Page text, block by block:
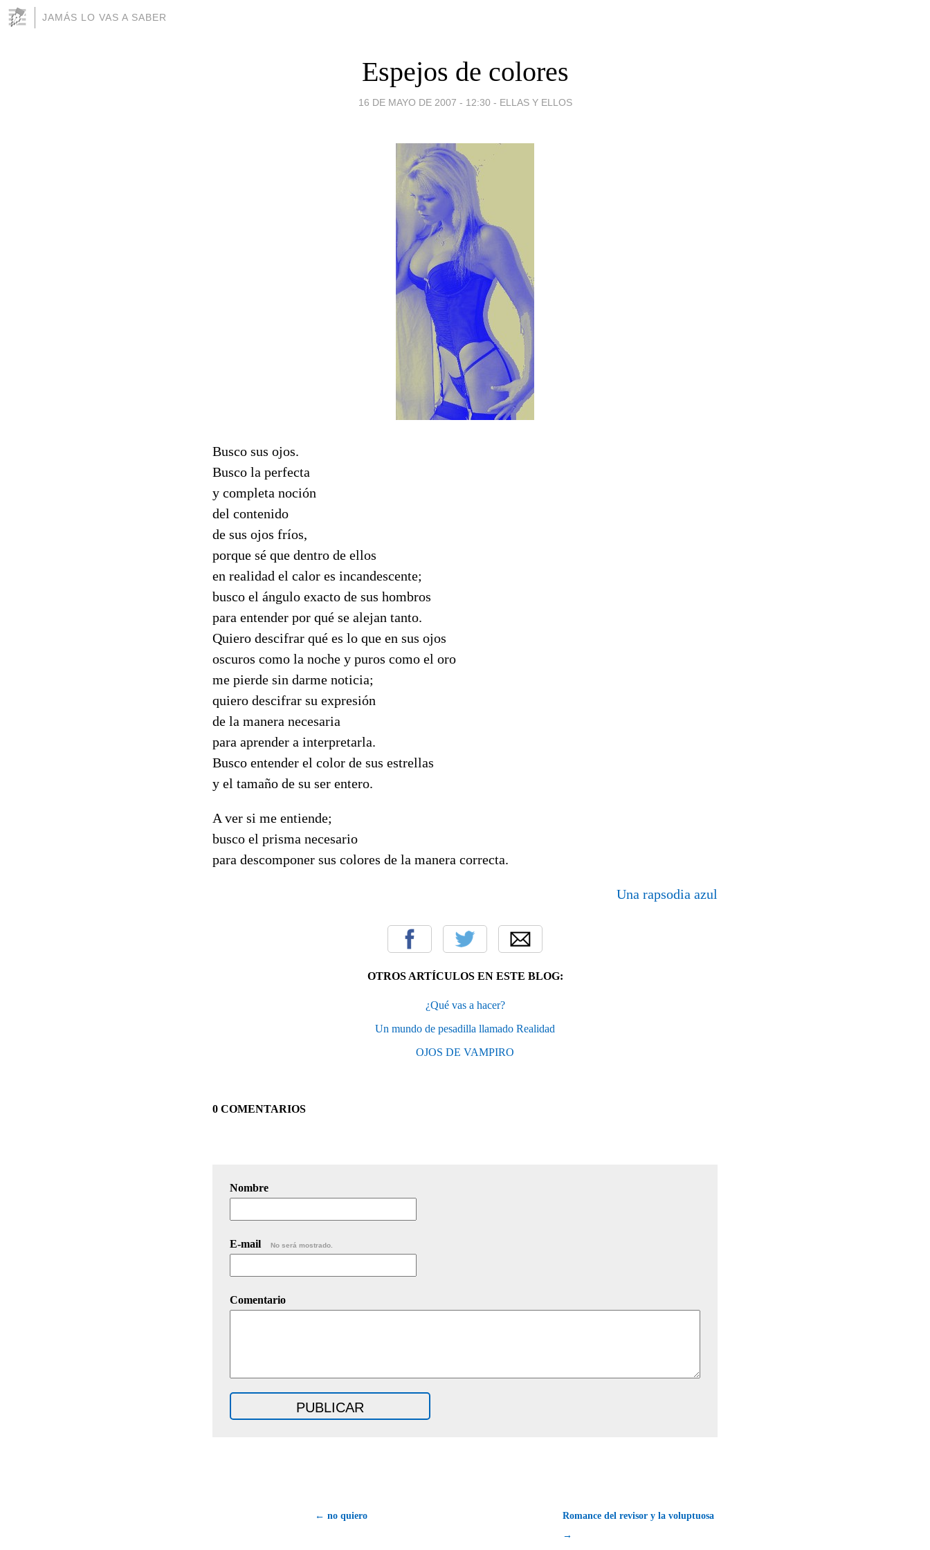
JAMÁS LO VAS A SABER
Espejos de colores
16 DE MAYO DE 2007 - 12:30 - ELLAS Y ELLOS
Busco sus ojos.
Busco la perfecta
y completa noción
del contenido
de sus ojos fríos,
porque sé que dentro de ellos
en realidad el calor es incandescente;
busco el ángulo exacto de sus hombros
para entender por qué se alejan tanto.
Quiero descifrar qué es lo que en sus ojos
oscuros como la noche y puros como el oro
me pierde sin darme noticia;
quiero descifrar su expresión
de la manera necesaria
para aprender a interpretarla.
Busco entender el color de sus estrellas
y el tamaño de su ser entero.
A ver si me entiende;
busco el prisma necesario
para descomponer sus colores de la manera correcta.
Una rapsodia azul
OTROS ARTÍCULOS EN ESTE BLOG:
¿Qué vas a hacer?
Un mundo de pesadilla llamado Realidad
OJOS DE VAMPIRO
0 COMENTARIOS
Nombre
E-mail No será mostrado.
Comentario
← no quiero
Romance del revisor y la voluptuosa
→